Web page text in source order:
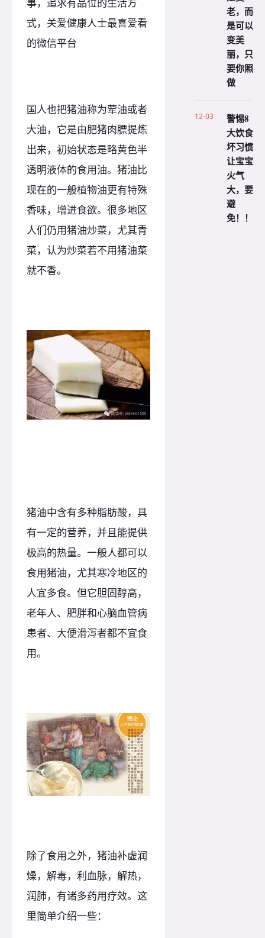
式，关爱健康人士最喜爱看
的微信平台
国人也把猪油称为荤油或者
大油，它是由肥猪肉膘提炼
出来，初始状态是略黄色半
透明液体的食用油。猪油比
现在的一般植物油更有特殊
香味，增进食欲。很多地区
人们仍用猪油炒菜，尤其青
菜，认为炒菜若不用猪油菜
就不香。
猪油中含有多种脂肪酸，具
有一定的营养，并且能提供
极高的热量。一般人都可以
食用猪油，尤其寒冷地区的
人宜多食。但它胆固醇高，
老年人、肥胖和心脑血管病
患者、大便滑泻者都不宜食
用。
除了食用之外，猪油补虚润
燥，解毒，利血脉，解热，
润肺，有诸多药用疗效。这
里简单介绍一些：
老，而
是可以
变美
丽，只
要你照
做
12-03
警惕8
大饮食
坏习惯
让宝宝
火气
大，要
避
免！！